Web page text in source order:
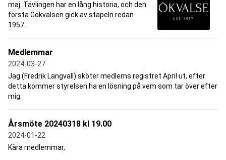
maj. Tävlingen har en lång historia, och den
första Gökvalsen gick av stapeln redan
1957.
Medlemmar
2024-03-27
Jag (Fredrik Langvall) sköter medlems registret April ut, efter
detta kommer styrelsen ha en lösning på vem som tar över efter
mig.
Årsmöte 20240318 kl 19.00
2024-01-22
Kära medlemmar,